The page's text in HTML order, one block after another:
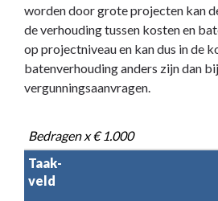
worden door grote projecten kan
de verhouding tussen kosten en
op projectniveau en kan dus in de
batenverhouding anders zijn dan
vergunningsaanvragen.
Bedragen x € 1.000
Taak-
veld